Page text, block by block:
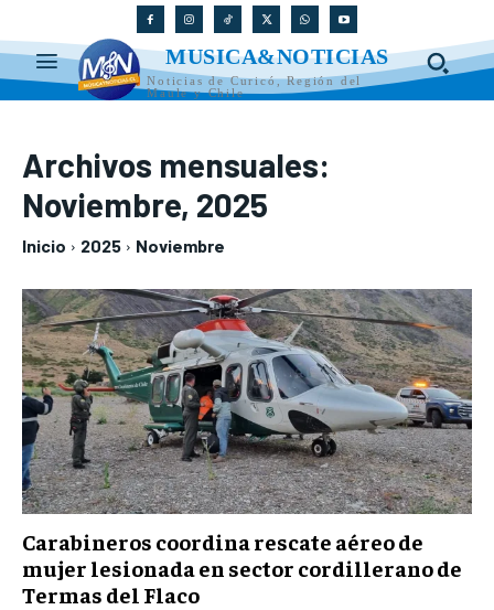
MUSICA&NOTICIAS
Noticias de Curicó, Región del
Maule y Chile
Archivos mensuales:
Noviembre, 2025
Inicio 2025 Noviembre
Carabineros coordina rescate aéreo de
mujer lesionada en sector cordillerano de
Termas del Flaco